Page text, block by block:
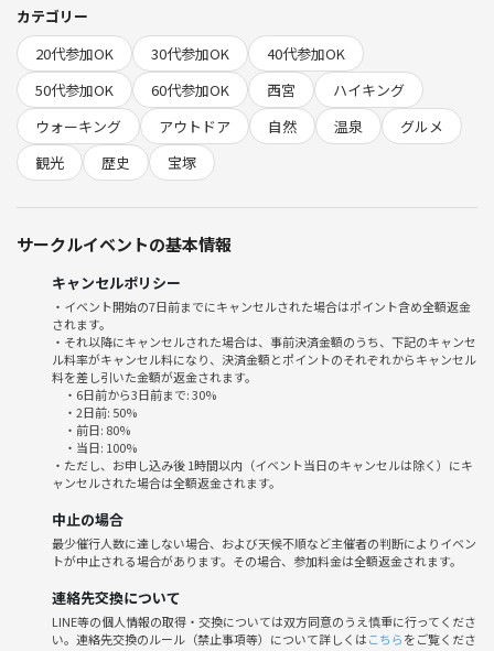
🙋当日のスケジュール
・10:00 JR西宮名塩駅.改札口でたとこに集合
・廃線跡入口へ移動
・廃線跡を散策ウォーキング
トンネル内は暗いので懐中電灯持参ください。
足元は悪いので防水のスニーカー等
歩きやすい靴でお願いいたします。
🍙廃線跡の終点辺りのあずま茶屋で
テイクアウトでランチ予定です…
空いてれば、アウトドアのテラス席で
緑と川の景色を楽しみながら
・武田尾温泉にて足湯♨️(拭くタオル持参ください)
・JRで武田尾〜宝塚へ移動
・宝塚歌劇前の花の道を散策(宝塚スウィーツでも)
カテゴリー
20代参加OK
30代参加OK
40代参加OK
50代参加OK
60代参加OK 西宮
ハイキング
ウォーキング
アウトドア 自然 温泉
グルメ
観光
歴史 宝塚
サークルイベントの基本情報
キャンセルポリシー
・イベント開始の7日前までにキャンセルされた場合はポイント含め全額返金
されます。
・それ以降にキャンセルされた場合は、事前決済金額のうち、下記のキャンセ
ル料率がキャンセル料になり、決済金額とポイントのそれぞれからキャンセル
料を差し引いた金額が返金されます。
・6日前から3日前まで: 30%
・2日前: 50%
・前日: 80%
・当日: 100%
・ただし、お申し込み後 1時間以内（イベント当日のキャンセルは除く）にキ
ャンセルされた場合は全額返金されます。
中止の場合
最少催行人数に達しない場合、および天候不順など主催者の判断によりイベン
トが中止される場合があります。その場合、参加料金は全額返金されます。
連絡先交換について
LINE等の個人情報の取得・交換については双方同意のうえ慎重に行ってくださ
い。連絡先交換のルール（禁止事項等）について詳しくはこちらをご覧くださ